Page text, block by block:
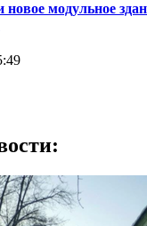
модульное